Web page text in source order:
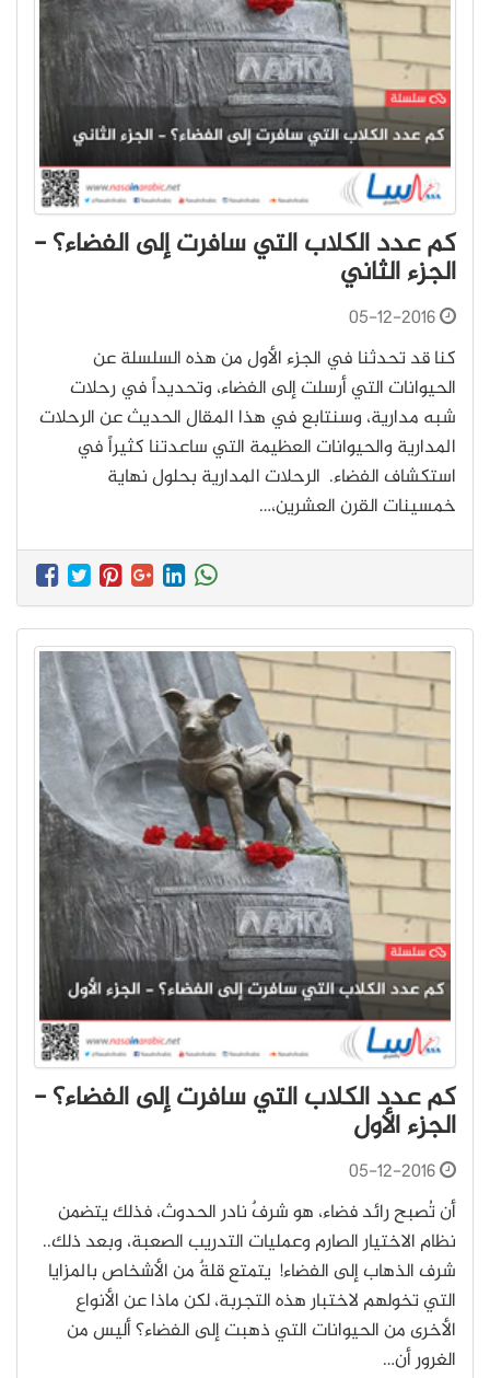
كم عدد الكلاب التي سافرت إلى الفضاء؟ -
الجزء الثاني
05-12-2016
كنا قد تحدثنا في الجزء الأول من هذه السلسلة عن
الحيوانات التي أرسلت إلى الفضاء، وتحديداً في رحلات
شبه مدارية، وسنتابع في هذا المقال الحديث عن الرحلات
المدارية والحيوانات العظيمة التي ساعدتنا كثيراً في
استكشاف الفضاء. الرحلات المدارية بحلول نهاية
خمسينات القرن العشرين،…
كم عدد الكلاب التي سافرت إلى الفضاء؟ -
الجزء الأول
05-12-2016
أن تُصبح رائد فضاء، هو شرفٌ نادر الحدوث، فذلك يتضمن
نظام الاختيار الصارم وعمليات التدريب الصعبة، وبعد ذلك..
شرف الذهاب إلى الفضاء! يتمتع قلةٌ من الأشخاص بالمزايا
التي تخولهم لاختبار هذه التجربة، لكن ماذا عن الأنواع
الأخرى من الحيوانات التي ذهبت إلى الفضاء؟ أليس من
الغرور أن…